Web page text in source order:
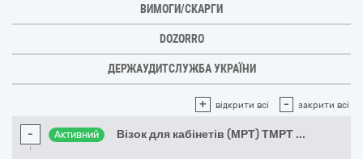
ВИМОГИ/СКАРГИ
DOZORRO
ДЕРЖАУДИТСЛУЖБА УКРАЇНИ
+ відкрити всі - закрити всі
- Активний Візок для кабінетів (МРТ) ТМРТ ...